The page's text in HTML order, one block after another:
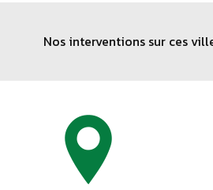
Nos interventions sur ces